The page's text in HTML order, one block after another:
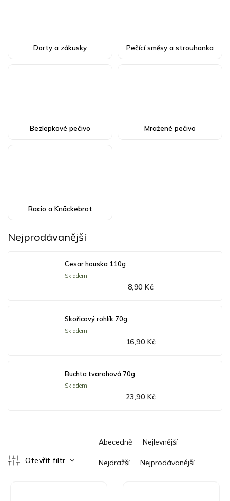
Dorty a zákusky Pečící směsy a strouhanka
Bezlepkové pečivo Mražené pečivo
Racio a Knäckebrot
Nejprodávanější
Cesar houska 110g
Skladem
8,90 Kč
Skořicový rohlík 70g
Skladem
16,90 Kč
Buchta tvarohová 70g
Skladem
23,90 Kč
a
z
Abecedně Nejlevnější
Nejdražší Nejprodávanější
Otevřít filtr